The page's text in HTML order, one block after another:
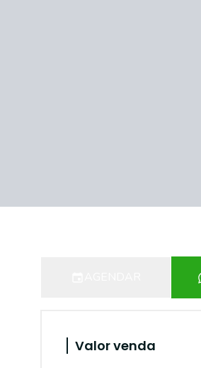
Valor venda